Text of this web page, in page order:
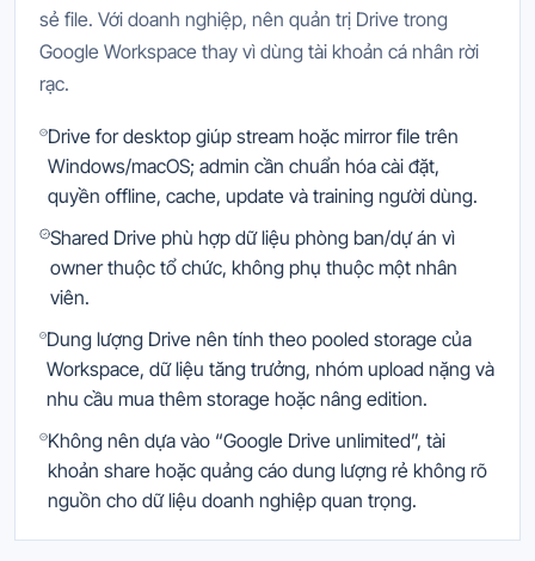
sẻ file. Với doanh nghiệp, nên quản trị Drive trong
Google Workspace thay vì dùng tài khoản cá nhân rời
rạc.
Drive for desktop giúp stream hoặc mirror file trên
Windows/macOS; admin cần chuẩn hóa cài đặt,
quyền offline, cache, update và training người dùng.
Shared Drive phù hợp dữ liệu phòng ban/dự án vì
owner thuộc tổ chức, không phụ thuộc một nhân
viên.
Dung lượng Drive nên tính theo pooled storage của
Workspace, dữ liệu tăng trưởng, nhóm upload nặng và
nhu cầu mua thêm storage hoặc nâng edition.
Không nên dựa vào “Google Drive unlimited”, tài
khoản share hoặc quảng cáo dung lượng rẻ không rõ
nguồn cho dữ liệu doanh nghiệp quan trọng.